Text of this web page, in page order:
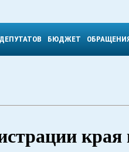
БЮДЖЕТ